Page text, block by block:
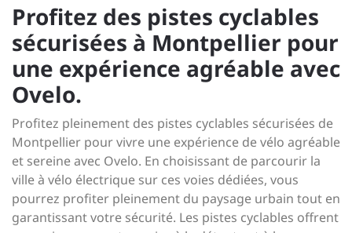
Profitez des pistes cyclables
sécurisées à Montpellier pour
une expérience agréable avec
Ovelo.
Profitez pleinement des pistes cyclables sécurisées de
Montpellier pour vivre une expérience de vélo agréable
et sereine avec Ovelo. En choisissant de parcourir la
ville à vélo électrique sur ces voies dédiées, vous
pourrez profiter pleinement du paysage urbain tout en
garantissant votre sécurité. Les pistes cyclables offrent